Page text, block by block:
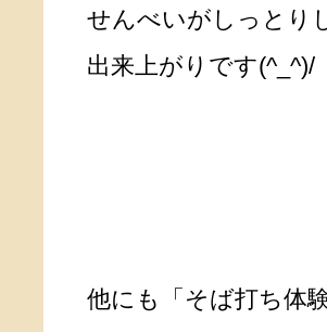
せんべいがしっとり
出来上がりです(^_^)/
他にも「そば打ち体